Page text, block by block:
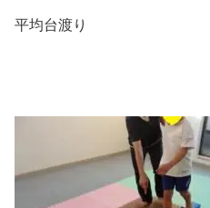
平均台渡り